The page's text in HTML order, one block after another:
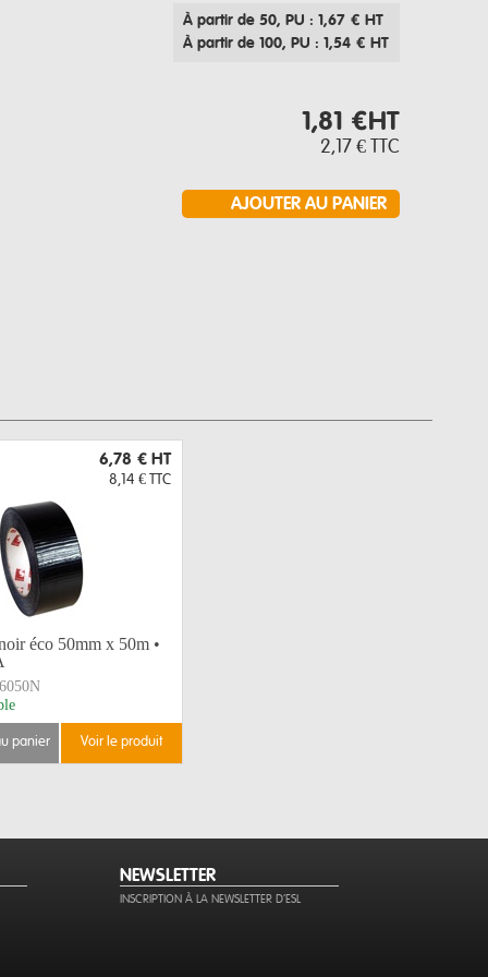
À partir de 50, PU : 1,67 € HT
À partir de 100, PU : 1,54 € HT
1,81 €HT
2,17 € TTC
6,78 € HT
8,14 € TTC
éco 50mm x 50m •
panier voir le produit
NEWSLETTER
INSCRIPTION À LA NEWSLETTER D'ESL